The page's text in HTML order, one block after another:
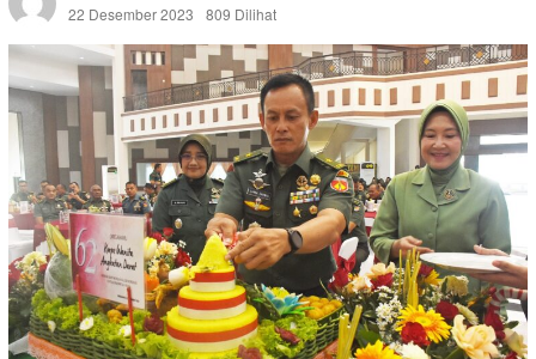
22 Desember 2023
809 Dilihat